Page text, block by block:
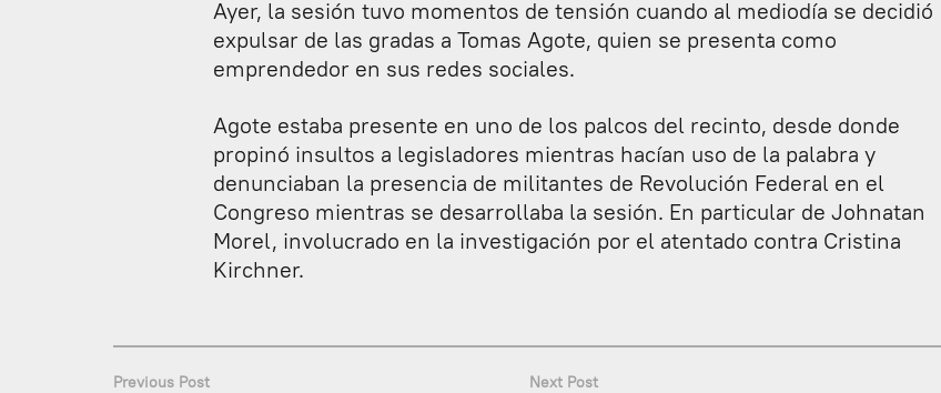
Ayer, la sesión tuvo momentos de tensión cuando al mediodía se decidió
expulsar de las gradas a Tomas Agote, quien se presenta como
emprendedor en sus redes sociales.
Agote estaba presente en uno de los palcos del recinto, desde donde
propinó insultos a legisladores mientras hacían uso de la palabra y
denunciaban la presencia de militantes de Revolución Federal en el
Congreso mientras se desarrollaba la sesión. En particular de Johnatan
Morel, involucrado en la investigación por el atentado contra Cristina
Kirchner.
Previous Post Next Post